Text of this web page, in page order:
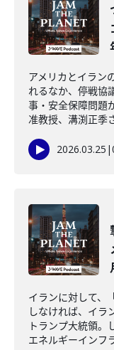
アメリカとイラン
れるなか、停戦協
事・安全保障問題
准教授、溝渕正季
2026.03.25 |
イランに対して、
しなければ、イラ
トランプ大統領。
エネルギーインフ